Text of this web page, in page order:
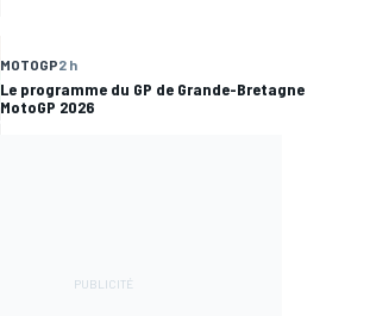
MOTOGP2 h
Le programme du GP de Grande-Bretagne
MotoGP 2026